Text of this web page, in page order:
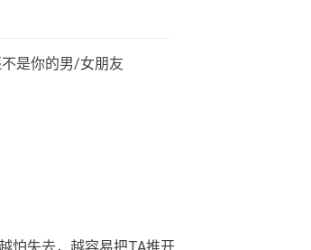
是你的男/女朋友